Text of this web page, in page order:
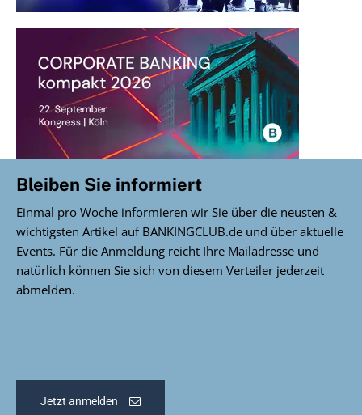
Bleiben Sie informiert
Einmal pro Woche informieren wir Sie über die neusten &
wichtigsten Artikel auf BANKINGCLUB.de und über aktuelle
Events. Für die Anmeldung reicht Ihre Mailadresse und
natürlich können Sie sich von diesem Verteiler jederzeit
abmelden.
Jetzt anmelden